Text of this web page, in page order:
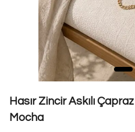
Hasır Zincir Askılı
Mocha